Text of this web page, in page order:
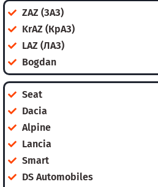
ZAZ (ЗАЗ)
KrAZ (КрАЗ)
LAZ (ЛАЗ)
Bogdan
Seat
Dacia
Alpine
Lancia
Smart
DS Automobiles